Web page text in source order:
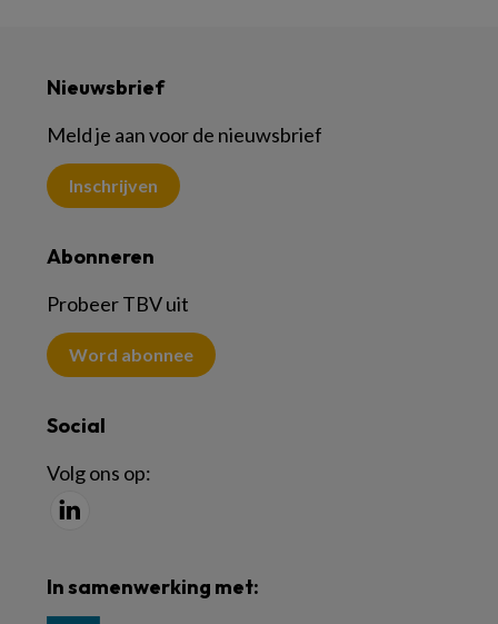
Nieuwsbrief
Meld je aan voor de nieuwsbrief
Inschrijven
Abonneren
Probeer TBV uit
Word abonnee
Social
Volg ons op:
In samenwerking met: